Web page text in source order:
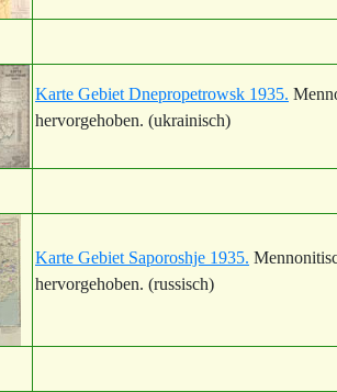
Karte Gebiet Dnepropetrowsk 1935.
hervorgehoben. (ukrainisch)
Karte Gebiet Saporoshje 1935.
hervorgehoben. (russisch)